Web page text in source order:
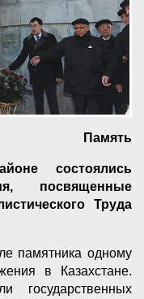
Память
состоялись
посвященные
Труда
памятника одному
в Казахстане.
государственных